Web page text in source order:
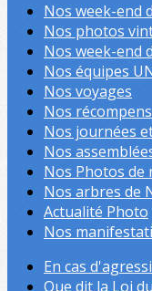
Nos week-end
Nos photos
Nos week-end
Nos équipes
Nos voyages
Nos
Nos journées
Nos
Nos Photos de
Nos arbres de
Actualité Photo
Nos
En cas
Que dit la Loi